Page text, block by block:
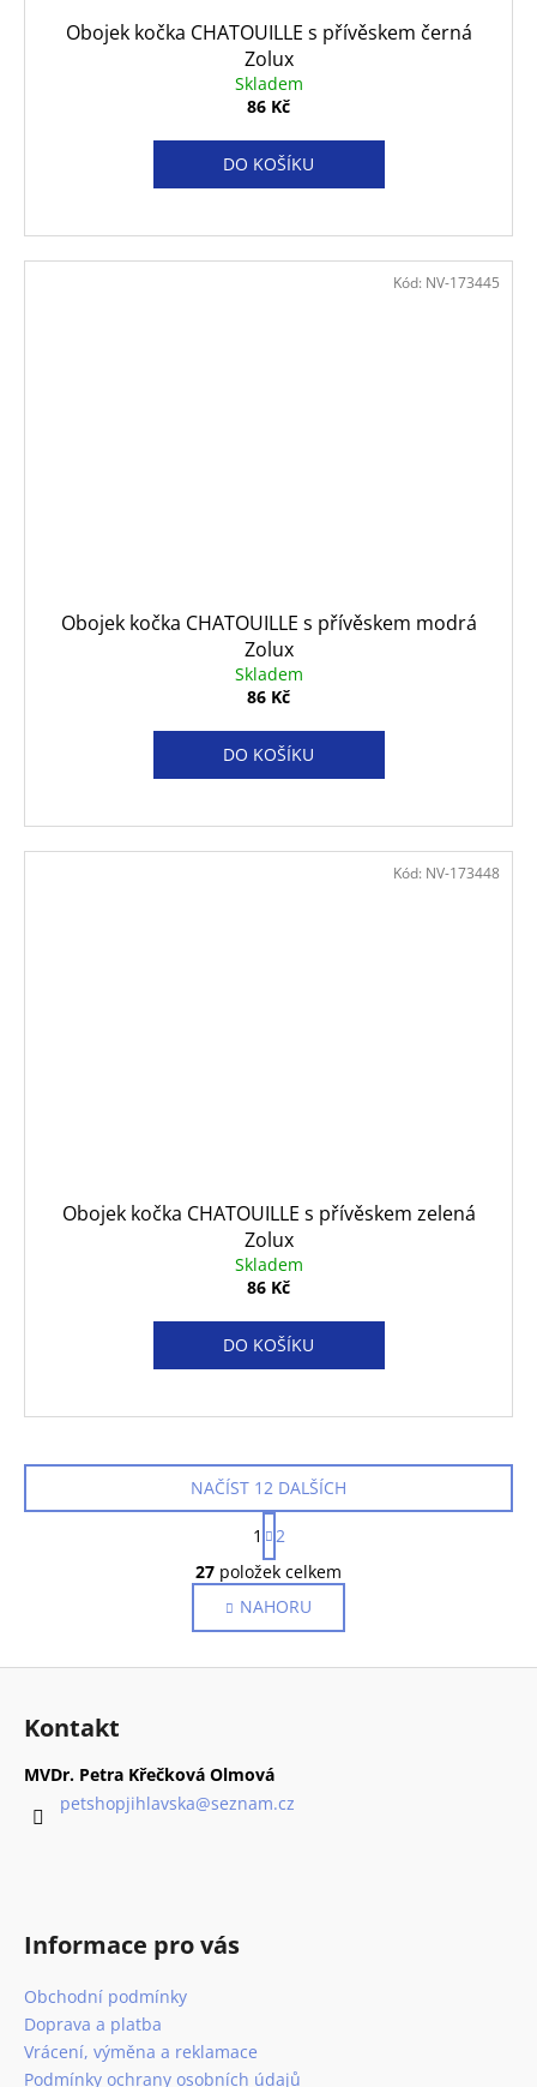
Obojek kočka CHATOUILLE s přívěskem černá
Zolux
Skladem
86 Kč
DO KOŠÍKU
Obojek kočka CHATOUILLE s přívěskem modrá
Zolux
Skladem
86 Kč
DO KOŠÍKU
Kód: NV-173445
Obojek kočka CHATOUILLE s přívěskem zelená
Zolux
Skladem
86 Kč
DO KOŠÍKU
Kód: NV-173448
O
v
l
á
d
p
r
NAČÍST 12 DALŠÍCH
S
t
r
á
n
k
1
2
27 položek celkem
NAHORU
Kontakt
MVDr. Petra Křečková Olmová
petshopjihlavska@seznam.cz
Informace pro vás
Obchodní podmínky
Doprava a platba
Vrácení, výměna a reklamace
Podmínky ochrany osobních údajů